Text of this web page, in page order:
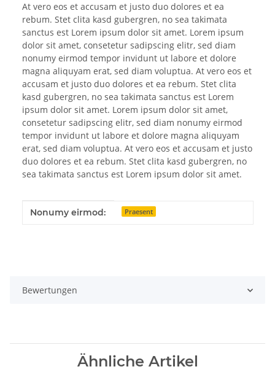
At vero eos et accusam et justo duo dolores et ea
rebum. Stet clita kasd gubergren, no sea takimata
sanctus est Lorem ipsum dolor sit amet. Lorem ipsum
dolor sit amet, consetetur sadipscing elitr, sed diam
nonumy eirmod tempor invidunt ut labore et dolore
magna aliquyam erat, sed diam voluptua. At vero eos et
accusam et justo duo dolores et ea rebum. Stet clita
kasd gubergren, no sea takimata sanctus est Lorem
ipsum dolor sit amet. Lorem ipsum dolor sit amet,
consetetur sadipscing elitr, sed diam nonumy eirmod
tempor invidunt ut labore et dolore magna aliquyam
erat, sed diam voluptua. At vero eos et accusam et justo
duo dolores et ea rebum. Stet clita kasd gubergren, no
sea takimata sanctus est Lorem ipsum dolor sit amet.
Produkteigenschaft
Wert
Nonumy eirmod: Praesent
Bewertungen
Ähnliche Artikel